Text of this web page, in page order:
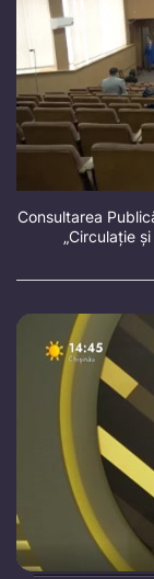
Consultarea
„Circulație